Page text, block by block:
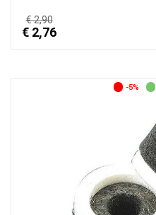
€ 2,90
€ 2,76
-5%